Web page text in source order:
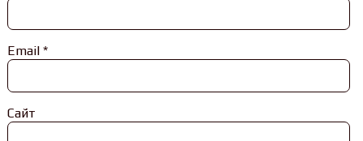
Email *
Сайт